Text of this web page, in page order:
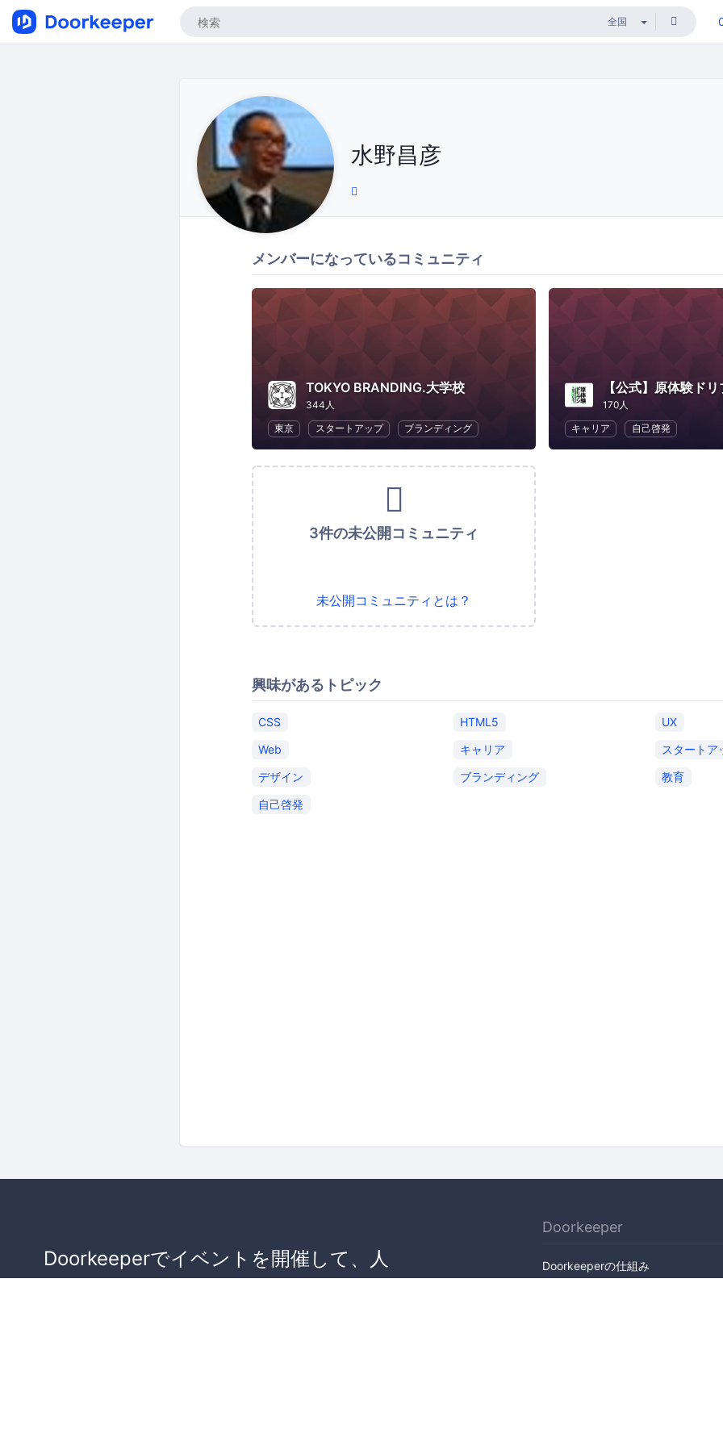
水野昌彦
メンバーになっているコミュニティ
TOKYO BRANDING.大学校
344人
東京
スタートアップ ブランディング
170人
キャリア
自己啓発
3件の未公開コミュニティ
未公開コミュニティとは？
興味があるトピック
CSS HTML5
UX
Web
キャリア
スタートア
デザイン
ブランディング
教育
自己啓発
Doorkeeperでイベントを開催して、人
Doorkeeper
Doorkeeperの仕組み